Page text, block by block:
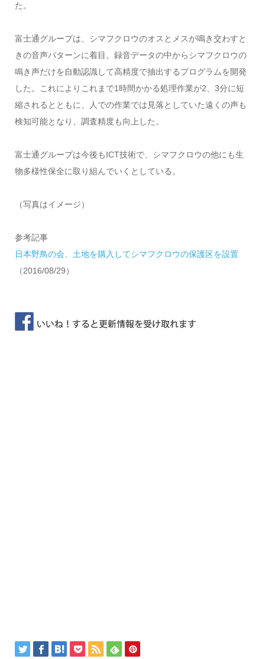
た。
富士通グループは、シマフクロウのオスとメスが鳴き交わすと
きの音声パターンに着目。録音データの中からシマフクロウの
鳴き声だけを自動認識して高精度で抽出するプログラムを開発
した。これによりこれまで1時間かかる処理作業が2、3分に短
縮されるとともに、人での作業では見落としていた遠くの声も
検知可能となり、調査精度も向上した。
富士通グループは今後もICT技術で、シマフクロウの他にも生
物多様性保全に取り組んでいくとしている。
（写真はイメージ）
参考記事
日本野鳥の会、土地を購入してシマフクロウの保護区を設置
（2016/08/29）